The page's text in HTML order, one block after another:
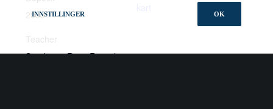
2000
Stephanie Ross-Russel
INNSTILLINGER OK